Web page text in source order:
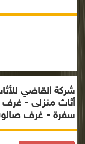
شركة القاضي
أثاث منزلى -
سفرة - غرف